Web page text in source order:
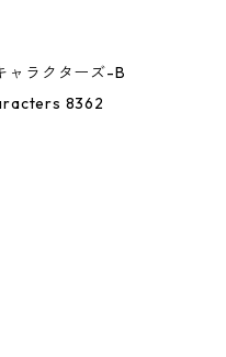
ャラクターズ-B
8362